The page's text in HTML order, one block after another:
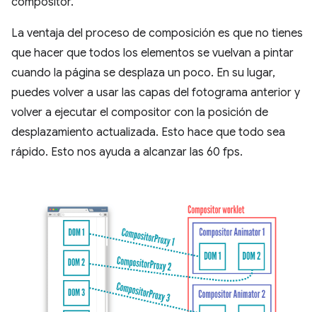
La ventaja del proceso de composición es que no tienes
que hacer que todos los elementos se vuelvan a pintar
cuando la página se desplaza un poco. En su lugar,
puedes volver a usar las capas del fotograma anterior y
volver a ejecutar el compositor con la posición de
desplazamiento actualizada. Esto hace que todo sea
rápido. Esto nos ayuda a alcanzar las 60 fps.